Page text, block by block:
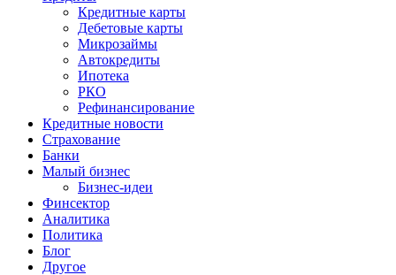
Кредитные карты
Дебетовые карты
Микрозаймы
Автокредиты
Ипотека
РКО
Рефинансирование
Кредитные новости
Страхование
Банки
Малый бизнес
Бизнес-идеи
Финсектор
Аналитика
Политика
Блог
Другое